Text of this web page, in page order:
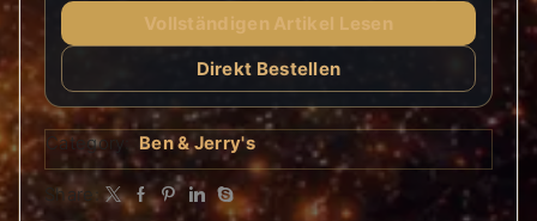
Vollständigen Artikel Lesen
Direkt Bestellen
Category: Ben & Jerry's
Share: